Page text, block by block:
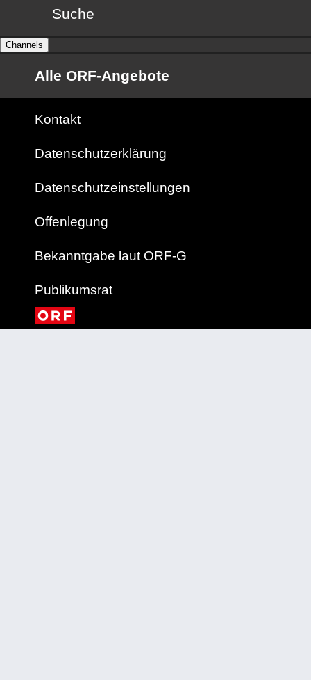
Suche
Channels
Alle ORF-Angebote
Kontakt
Datenschutzerklärung
Datenschutzeinstellungen
Offenlegung
Bekanntgabe laut ORF-G
Publikumsrat